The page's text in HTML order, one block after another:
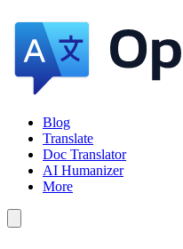
Blog
Translate
Doc Translator
AI Humanizer
More